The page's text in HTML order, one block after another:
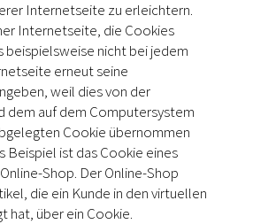
Internetseite zu erleichtern.
Internetseite, die Cookies
beispielsweise nicht bei jedem
erneut seine
weil dies von der
dem auf dem Computersystem
Cookie übernommen
Beispiel ist das Cookie eines
Shop. Der Online-Shop
die ein Kunde in den virtuellen
hat, über ein Cookie.